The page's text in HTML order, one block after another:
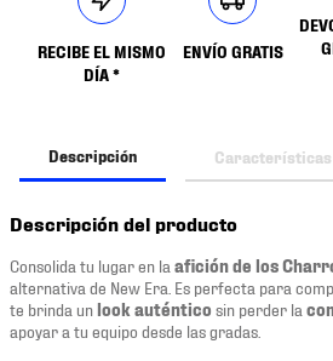
RECIBE EL MISMO
DÍA *
ENVÍO GRATIS
Descripción Características
Descripción del producto
Consolida tu lugar en la afición de los
alternativa de New Era. Es perfecta para
te brinda unlook auténtico sin perder la
apoyar a tu equipo desde las gradas.